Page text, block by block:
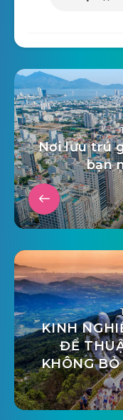
Nơi lưu trú
bạn
KINH
ĐỂ
KHÔNG